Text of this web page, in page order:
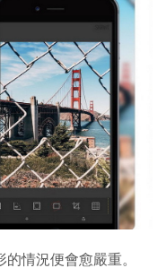
情況便會愈嚴重。